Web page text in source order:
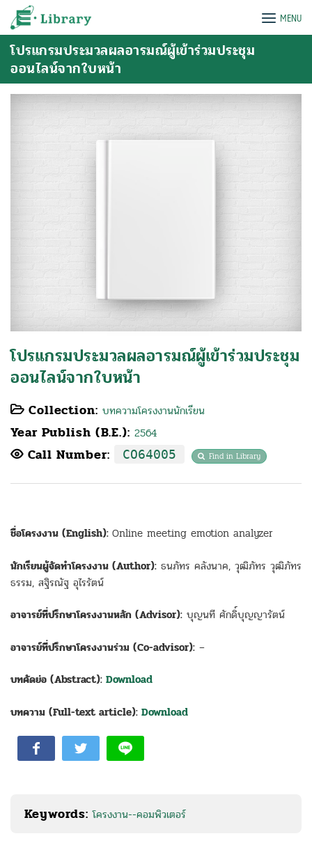
Skip
e-Library MENU
โปรแกรมประมวลผลอารมณ์ผู้เข้าร่วมประชุม
ออนไลน์จากใบหน้า
โปรแกรมประมวลผลอารมณ์ผู้เข้าร่วมประชุม
ออนไลน์จากใบหน้า
Collection: บทความโครงงานนักเรียน
Year Publish (B.E.): 2564
Call Number: CO64005 Find in Library
ชื่อโครงงาน (English): Online meeting emotion analyzer
นักเรียนผู้จัดทำโครงงาน (Author): ธนภัทร คลังนาค, วุฒิภัทร วุฒิภัทร
ธรรม, สฐิรณัฐ อุไรรัตน์
อาจารย์ที่ปรึกษาโครงงานหลัก (Advisor): บุญนที ศักดิ์บุญญารัตน์
อาจารย์ที่ปรึกษาโครงงานร่วม (Co-advisor): –
บทคัดย่อ (Abstract): Download
บทความ (Full-text article): Download
Keywords:โครงงาน--คอมพิวเตอร์